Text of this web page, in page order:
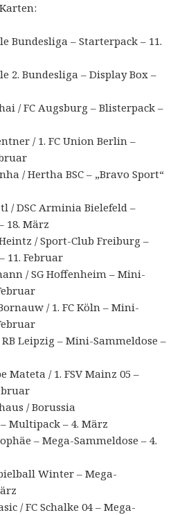
Bundesliga – Starterpack – 11.
2. Bundesliga – Display Box –
/ FC Augsburg – Blisterpack –
/ 1. FC Union Berlin –
/ Hertha BSC – „Bravo Sport“
/ DSC Arminia Bielefeld –
18. März
/ Sport-Club Freiburg –
11. Februar
/ SG Hoffenheim – Mini-
/ 1. FC Köln – Mini-
Leipzig – Mini-Sammeldose –
Mateta / 1. FSV Mainz 05 –
/ Borussia
Multipack – 4. März
– Mega-Sammeldose – 4.
Winter – Mega-
/ FC Schalke 04 – Mega-